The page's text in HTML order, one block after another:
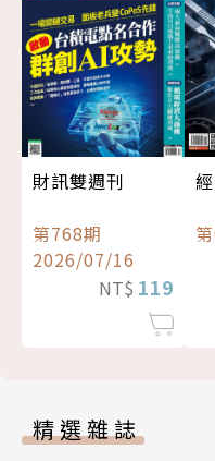
財訊雙週刊
第768期
2026/07/16
NT$ 119
精選雜誌